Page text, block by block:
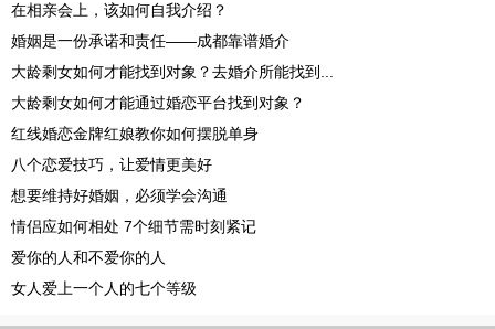
在相亲会上，该如何自我介绍？
婚姻是一份承诺和责任——成都靠谱婚介
大龄剩女如何才能找到对象？去婚介所能找到...
大龄剩女如何才能通过婚恋平台找到对象？
红线婚恋金牌红娘教你如何摆脱单身
八个恋爱技巧，让爱情更美好
想要维持好婚姻，必须学会沟通
情侣应如何相处 7个细节需时刻紧记
爱你的人和不爱你的人
女人爱上一个人的七个等级